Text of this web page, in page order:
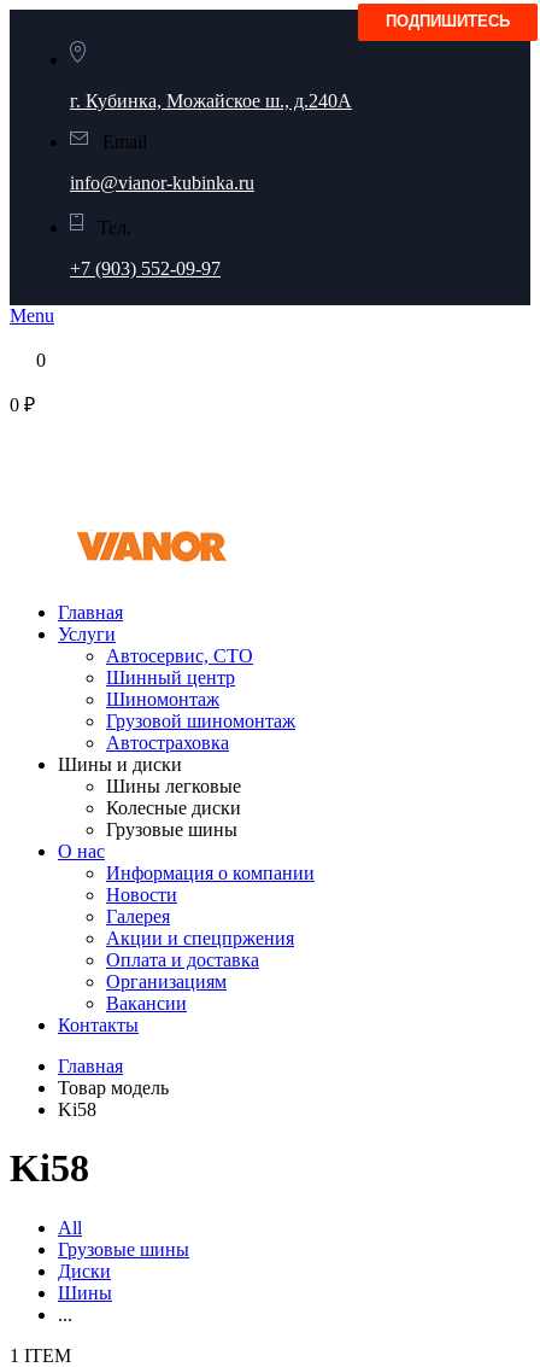
г. Кубинка, Можайское ш., д.240А
Email
info@vianor-kubinka.ru
Тел.
+7 (903) 552-09-97
Menu
0
0 ₽
Главная
Услуги
Автосервис, СТО
Шинный центр
Шиномонтаж
Грузовой шиномонтаж
Автостраховка
Шины и диски
Шины легковые
Колесные диски
Грузовые шины
О нас
Информация о компании
Новости
Галерея
Акции и спецпржения
Оплата и доставка
Организациям
Вакансии
Контакты
Главная
Товар модель
Ki58
Ki58
All
Грузовые шины
Диски
Шины
...
1 ITEM